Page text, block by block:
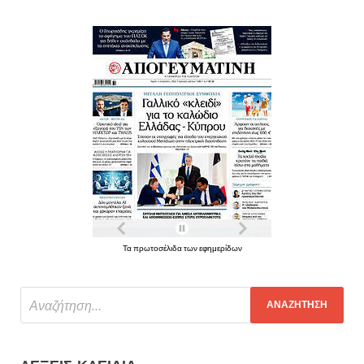
Τα πρωτοσέλιδα των εφημερίδων